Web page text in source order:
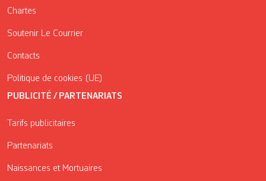
Chartes
Soutenir Le Courrier
Contacts
Politique de cookies (UE)
PUBLICITÉ / PARTENARIATS
Tarifs publicitaires
Partenariats
Naissances et Mortuaires